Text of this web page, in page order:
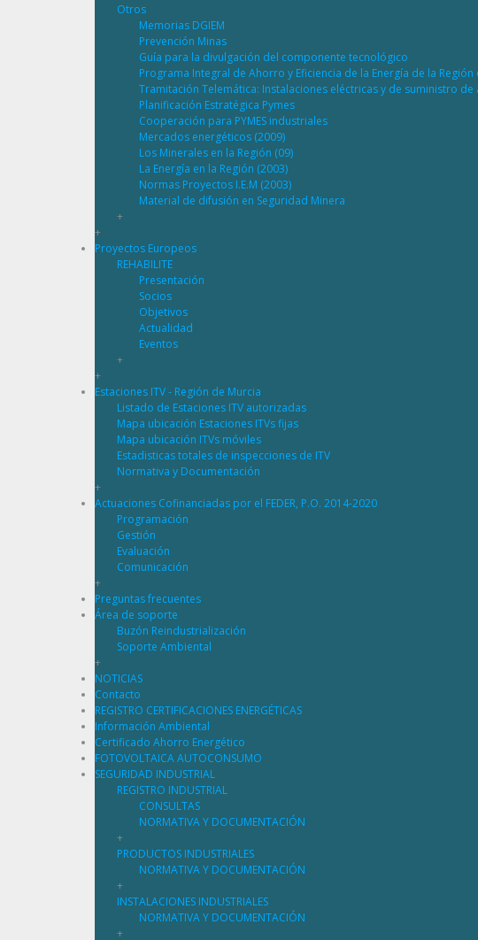
Otros
Memorias DGIEM
Prevención Minas
Guía para la divulgación del componente tecnológico
Programa Integral de Ahorro y Eficiencia de la Energía de la
Tramitación Telemática: Instalaciones eléctricas y de suministro de
Planificación Estratégica Pymes
Cooperación para PYMES industriales
Mercados energéticos (2009)
Los Minerales en la Región (09)
La Energía en la Región (2003)
Normas Proyectos I.E.M (2003)
Material de difusión en Seguridad Minera
+
+
Proyectos Europeos
REHABILITE
Presentación
Socios
Objetivos
Actualidad
Eventos
+
+
Estaciones ITV - Región de Murcia
Listado de Estaciones ITV autorizadas
Mapa ubicación Estaciones ITVs fijas
Mapa ubicación ITVs móviles
Estadisticas totales de inspecciones de ITV
Normativa y Documentación
+
Actuaciones Cofinanciadas por el FEDER, P.O. 2014-2020
Programación
Gestión
Evaluación
Comunicación
+
Preguntas frecuentes
Área de soporte
Buzón Reindustrialización
Soporte Ambiental
+
NOTICIAS
Contacto
REGISTRO CERTIFICACIONES ENERGÉTICAS
Información Ambiental
Certificado Ahorro Energético
FOTOVOLTAICA AUTOCONSUMO
SEGURIDAD INDUSTRIAL
REGISTRO INDUSTRIAL
CONSULTAS
NORMATIVA Y DOCUMENTACIÓN
+
PRODUCTOS INDUSTRIALES
NORMATIVA Y DOCUMENTACIÓN
+
INSTALACIONES INDUSTRIALES
NORMATIVA Y DOCUMENTACIÓN
+